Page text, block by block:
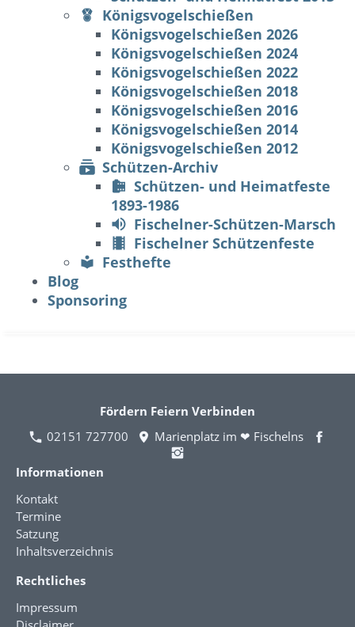
Königsvogelschießen
Königsvogelschießen 2026
Königsvogelschießen 2024
Königsvogelschießen 2022
Königsvogelschießen 2018
Königsvogelschießen 2016
Königsvogelschießen 2014
Königsvogelschießen 2012
Schützen-Archiv
Schützen- und Heimatfeste
1893-1986
Fischelner-Schützen-Marsch
Fischelner Schützenfeste
Festhefte
Blog
Sponsoring
Fördern Feiern Verbinden
02151 727700
Marienplatz im ❤ Fischelns
Informationen
Kontakt
Termine
Satzung
Inhaltsverzeichnis
Rechtliches
Impressum